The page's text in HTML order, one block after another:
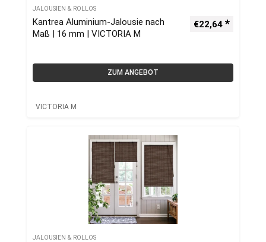
JALOUSIEN & ROLLOS
Kantrea Aluminium-Jalousie nach
Maß | 16 mm | VICTORIA M
€22,64
ZUM ANGEBOT
VICTORIA M
JALOUSIEN & ROLLOS